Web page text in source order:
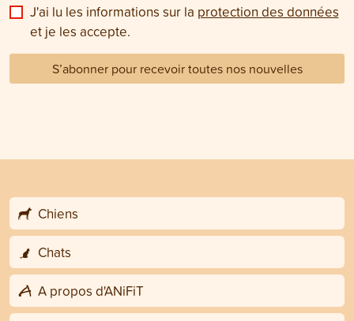
J'ai lu les informations sur la protection des données
et je les accepte.
S’abonner pour recevoir toutes nos nouvelles
Chiens
Chats
A propos d'ANiFiT